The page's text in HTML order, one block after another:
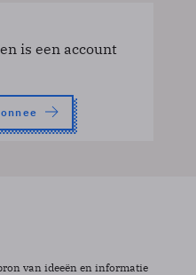
is een account
van ideeën en informatie